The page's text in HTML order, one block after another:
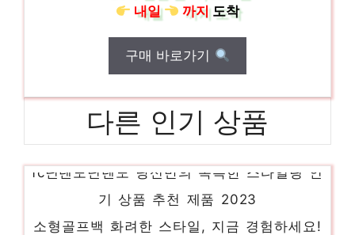
내일
까지도착
구매 바로가기
다른 인기 상품
fc닌텐도닌텐도 당신만의 독특한 스타일링 인
기 상품 추천 제품 2023
소형골프백 화려한 스타일, 지금 경험하세요!